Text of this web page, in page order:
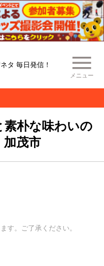
タ 毎日発信！
メニュー
朴な味わいの
加茂市
す。ご了承ください。